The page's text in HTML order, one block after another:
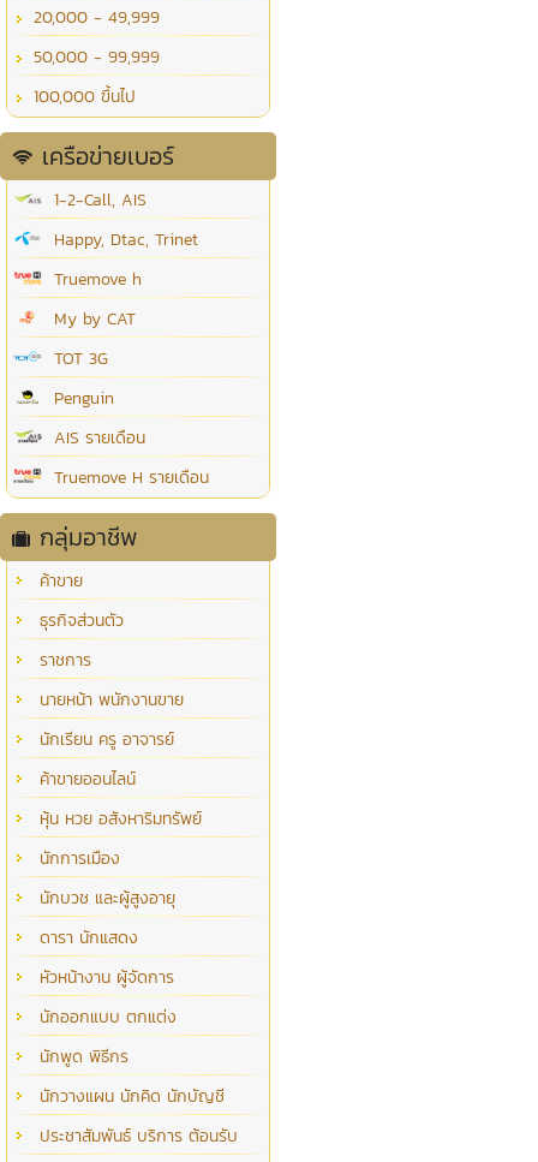
20,000 - 49,999
50,000 - 99,999
100,000 ขึ้นไป
เครือข่ายเบอร์
1-2-Call, AIS
Happy, Dtac, Trinet
Truemove h
My by CAT
TOT 3G
Penguin
AIS รายเดือน
Truemove H รายเดือน
กลุ่มอาชีพ
ค้าขาย
ธุรกิจส่วนตัว
ราชการ
นายหน้า พนักงานขาย
นักเรียน ครู อาจารย์
ค้าขายออนไลน์
หุ้น หวย อสังหาริมทรัพย์
นักการเมือง
นักบวช และผู้สูงอายุ
ดารา นักแสดง
หัวหน้างาน ผู้จัดการ
นักออกแบบ ตกแต่ง
นักพูด พิธีกร
นักวางแผน นักคิด นักบัญชี
ประชาสัมพันธ์ บริการ ต้อนรับ